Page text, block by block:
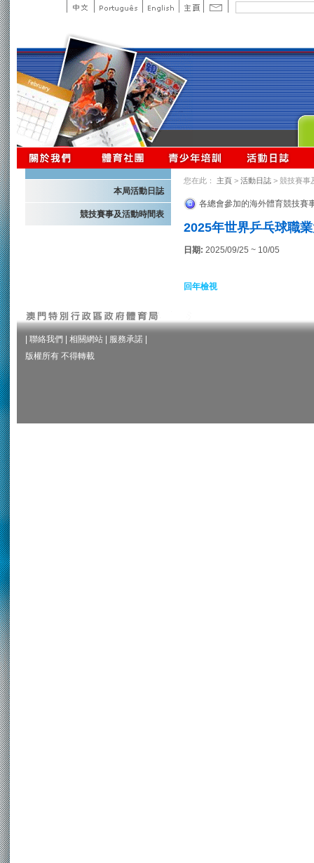
本局活動日誌
競技賽事及活動時間表
您在此： 主頁 > 活動日誌 > 競技賽事
各總會參加的海外體育競技賽
2025年世界乒乓球職
日期: 2025/09/25 ~ 10/05
回年檢視
聯絡我們 相關網站 服務承諾
版權所有 不得轉載